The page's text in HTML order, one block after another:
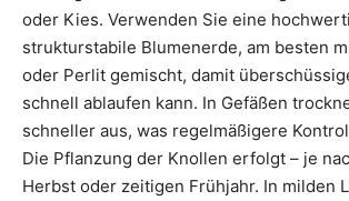
oder Kies. Verwenden Sie eine
strukturstabile Blumenerde, am besten
oder Perlit gemischt, damit
schnell ablaufen kann. In Gefäßen
schneller aus, was regelmäßigere
Die Pflanzung der Knollen erfolgt – je
Herbst oder zeitigen Frühjahr. In milden